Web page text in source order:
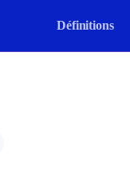
Définitions